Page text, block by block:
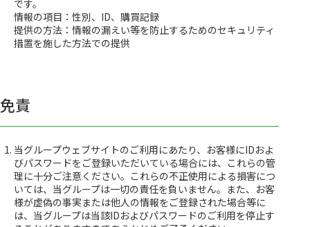
です。
情報の項目：性別、ID、購買記録
提供の方法：情報の漏えい等を防止するためのセキュリティ
措置を施した方法での提供
免責
当グループウェブサイトのご利用にあたり、お客様にIDおよ
びパスワードをご登録いただいている場合には、これらの管
理に十分ご注意ください。これらの不正使用による損害につ
いては、当グループは一切の責任を負いません。また、お客
様が虚偽の事実または他人の情報をご登録された場合等に
は、当グループは当該IDおよびパスワードのご利用を停止す